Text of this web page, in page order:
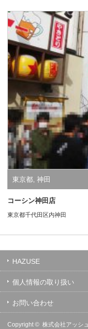
東京都 神田
コーシン神田店
東京都千代田区内神田
HAZUSE
個人情報の取り扱い
お問い合わせ
Copyright © 株式会社アッシュ